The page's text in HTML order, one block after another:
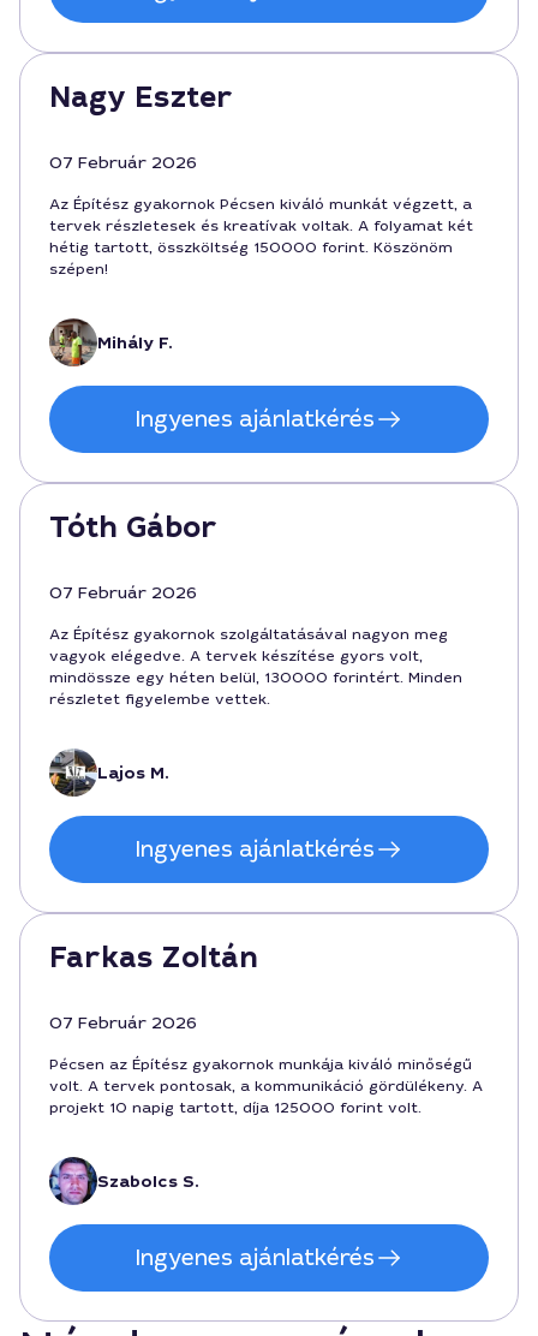
Nagy Eszter
07 Február 2026
Az Építész gyakornok Pécsen kiváló munkát végzett, a
tervek részletesek és kreatívak voltak. A folyamat két
hétig tartott, összköltség 150000 forint. Köszönöm
szépen!
Mihály F.
Ingyenes ajánlatkérés
Tóth Gábor
07 Február 2026
Az Építész gyakornok szolgáltatásával nagyon meg
vagyok elégedve. A tervek készítése gyors volt,
mindössze egy héten belül, 130000 forintért. Minden
részletet figyelembe vettek.
Lajos M.
Ingyenes ajánlatkérés
Farkas Zoltán
07 Február 2026
Pécsen az Építész gyakornok munkája kiváló minőségű
volt. A tervek pontosak, a kommunikáció gördülékeny. A
projekt 10 napig tartott, díja 125000 forint volt.
Szabolcs S.
Ingyenes ajánlatkérés